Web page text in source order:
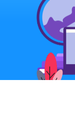
托管代运营
舆情监控
H5制作营销
网站优化方案
关键词优化
SEO优化顾
SEO基础优
关键词排名
SEO标签设
SEO思维与
关于我们
管理团队
加入我们
AISEO系统